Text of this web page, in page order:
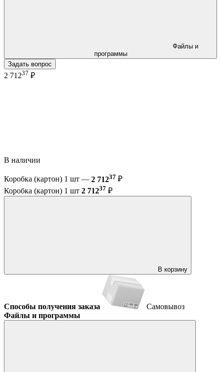
программы
Задать вопрос
2 71237 ₽
В наличии
Коробка (картон) 1 шт — 2 71237 ₽
Коробка (картон) 1 шт 2 71237 ₽
В корзину
Способы получения заказа
Самовывоз
Файлы и программы